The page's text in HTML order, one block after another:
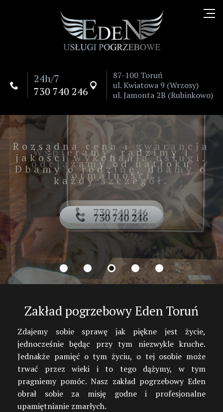

24h/7
730 740 246 
87-100 Toruń
ul. Kwiatowa 9 (Wrzosy)
ul. Jamonta 2B (Rubinkowo)
Rozsądna cena i gwarancja
jakości wykonania usługi.
Dbamy o rodzinę, dbamy o
każdy szczegół.
 730 740 246
Wspieramy, radzimy i
odciążamy od natłoku
formalności.
 730 740 246
Zakład pogrzebowy Eden Toruń
Zdajemy sobie sprawę jak piękne jest życie,
jednocześnie będąc przy tym niezwykle kruche.
Jednakże pamięć o tym życiu, o tej osobie może
trwać przez wieki i to tego dążymy, w tym
pragniemy pomóc. Nasz zakład pogrzebowy Eden
obrał sobie za misję godne i profesjonalne
upamiętnianie zmarłych.